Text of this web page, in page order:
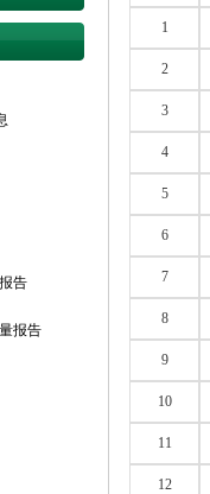
告
报告
1
2
3
4
5
6
7
8
9
10
11
12